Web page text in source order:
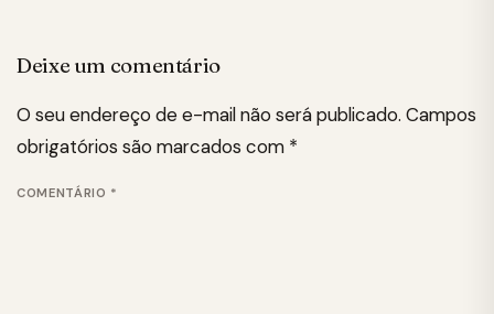
Deixe um comentário
O seu endereço de e-mail não será publicado. Campos
obrigatórios são marcados com *
COMENTÁRIO *